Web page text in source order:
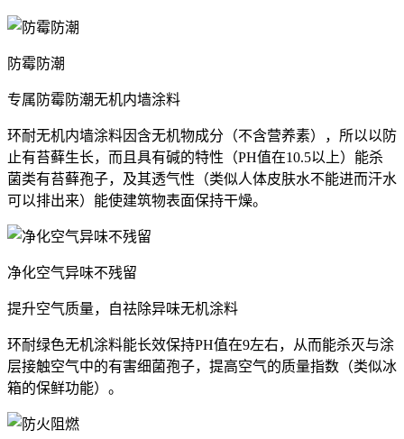
防霉防潮
专属防霉防潮无机内墙涂料
环耐无机内墙涂料因含无机物成分（不含营养素），所以以防
止有苔藓生长，而且具有碱的特性（PH值在10.5以上）能杀
菌类有苔藓孢子，及其透气性（类似人体皮肤水不能进而汗水
可以排出来）能使建筑物表面保持干燥。
净化空气异味不残留
提升空气质量，自祛除异味无机涂料
环耐绿色无机涂料能长效保持PH值在9左右，从而能杀灭与涂
层接触空气中的有害细菌孢子，提高空气的质量指数（类似冰
箱的保鲜功能）。